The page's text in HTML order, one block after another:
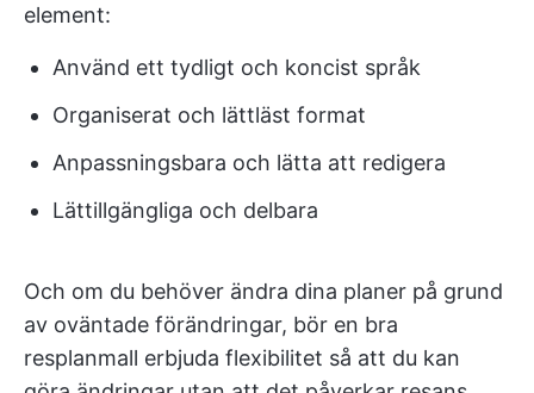
element:
Använd ett tydligt och koncist språk
Organiserat och lättläst format
Anpassningsbara och lätta att redigera
Lättillgängliga och delbara
Och om du behöver ändra dina planer på grund
av oväntade förändringar, bör en bra
resplanmall erbjuda flexibilitet så att du kan